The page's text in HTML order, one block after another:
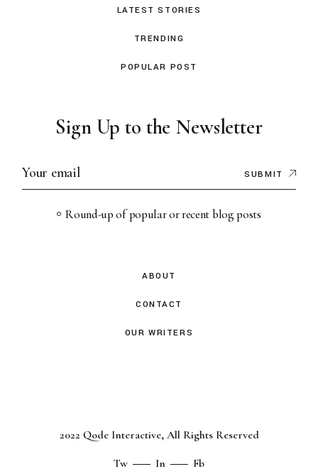
LATEST STORIES
TRENDING
POPULAR POST
Sign Up to the Newsletter
SUBMIT
Round-up of popular or recent blog posts
ABOUT
CONTACT
OUR WRITERS
2022 Qode Interactive, All Rights Reserved
Tw
In Fb